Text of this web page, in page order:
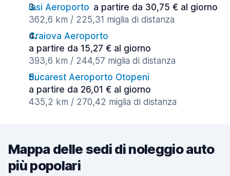
Iasi Aeroporto a partire da 30,75 € al giorno
362,6 km / 225,31 miglia di distanza
Craiova Aeroporto
a partire da 15,27 € al giorno
393,6 km / 244,57 miglia di distanza
Bucarest Aeroporto Otopeni
a partire da 26,01 € al giorno
435,2 km / 270,42 miglia di distanza
Mappa delle sedi di noleggio auto
più popolari